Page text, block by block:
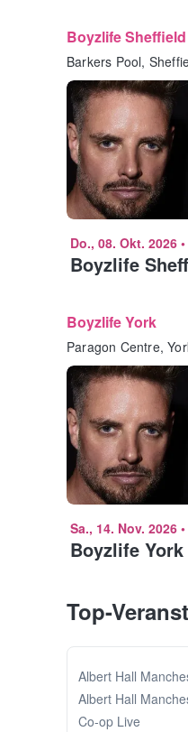
Boyzlife Sheffield
Barkers Pool,
Do., 08. Okt. 2026 •
Boyzlife
Boyzlife York
Paragon Centre,
Sa., 14. Nov. 2026 •
Boyzlife York
Top-
Albert Hall
Albert Hall
Co-op Live